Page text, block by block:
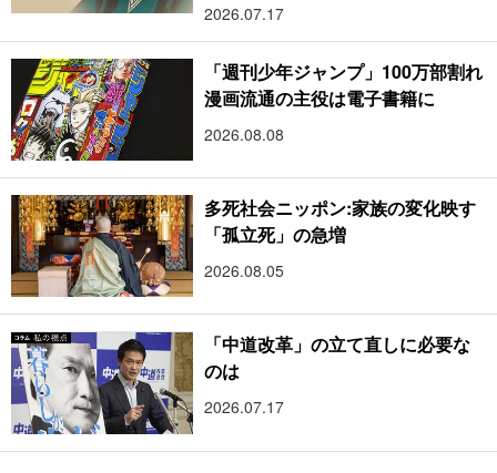
2026.07.17
「週刊少年ジャンプ」100万部割れ
漫画流通の主役は電子書籍に
2026.08.08
多死社会ニッポン:家族の変化映す
「孤立死」の急増
2026.08.05
「中道改革」の立て直しに必要な
のは
2026.07.17